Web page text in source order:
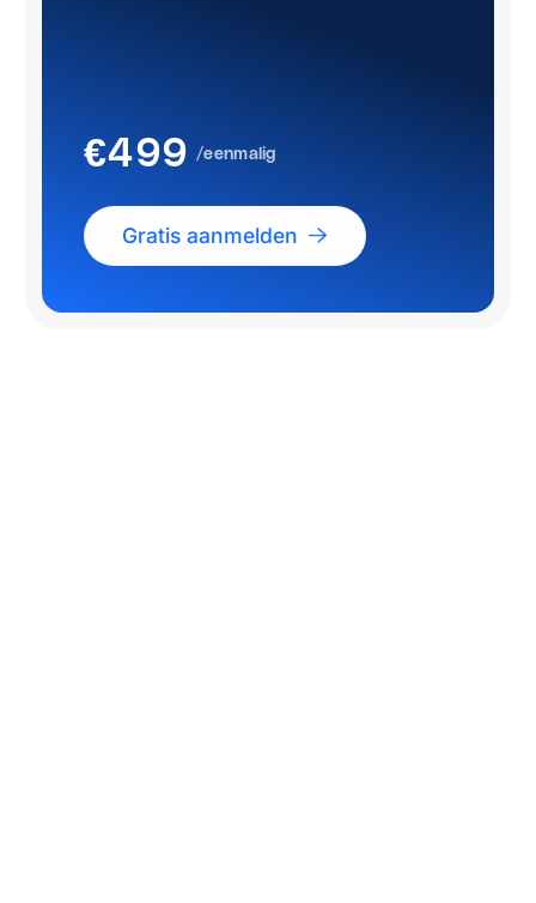
€499 /eenmalig
Gratis aanmelden